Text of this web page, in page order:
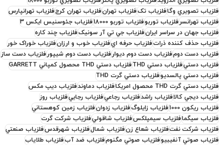
فلزياب تصويري وگافلزياب تکفلزياب تهرانفلزياب تهران کرجفلزياب تهرانپارس
فلزياب تهرانسرفلزياب توربوفلزياب توربو 18000
فلزياب جئوسنيس ايکس 3
فلزياب جهان در سراسر ايرانفلزياب جي تي آر سونيکفلزياب چند کاره
فلزياب حذف کننده ذراتفلزياب حرفه ايفلزياب خوب و ارزانفلزياب خوراک خور
فلزياب دست دومفلزياب دست دوم ديوارفلزياب دست دوم شيپورفلزياب دست ساز
فلزياب دستيفلزياب دستي THD
فلزياب دستي THD محصول کمپاني GARRETT
فلزياب دستي پالسديوفلزياب دستي گرت THD
فلزياب دستي گرت THD محصول امريکا
فلزياب دماوندفلزياب ديپ مکس
فلزياب ديجي کالافلزياب راشدفلزياب رجاعيفلزياب رجاييفلزياب روز
فلزياب ريکون 1000
فلزياب زايلوگفلزياب زدوانفلزياب زمين کوهستاني
فلزياب سيگمافلزياب سيمپلکسفلزياب شاقوليفلزياب شرکت گرت
فلزياب شرکت نفتفلزياب شعاع زنفلزياب شمالفلزياب شهرقدسفلزياب صنعتي
فلزياب صوتي آنفيبيوفلزياب صوتي مگنومفلزياب ضد آبفلزياب طلاياب